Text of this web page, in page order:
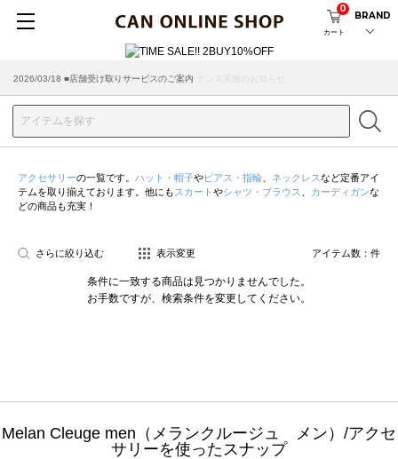
カート
0
BRAND
2026/08/04 ■8/13(木)AM2:00～サイトメンテナンス実施のお知らせ
2026/03/18 ■店舗受け取りサービスのご案内
アクセサリーの一覧です。 ハット・帽子やピアス・指輪 ネックレスなど定番アイ
テムを取り揃えております。他にも スカート やシャツ・ブラウス カーディガンな
どの商品も充実！
さらに絞り込む 表示変更 アイテム数： 件
条件に一致する商品は見つかりませんでした。
お手数ですが、検索条件を変更してください。
Melan Cleuge men（メランクルージュ メン）/アクセ
サリーを使ったスナップ